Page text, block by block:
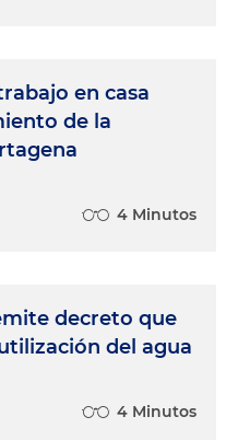
en casa
de la
4 Minutos
decreto que
del agua
4 Minutos